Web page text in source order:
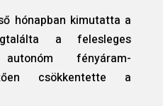
hónapban kimutatta a
a felesleges
fényáram-
csökkentette a